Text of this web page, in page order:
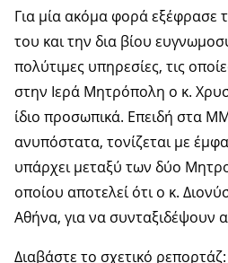
Για μία ακόμα φορά εξέφρασε
του και την δια βίου
πολύτιμες υπηρεσίες, τις
στην Ιερά Μητρόπολη ο κ.
ίδιο προσωπικά. Επειδή στα
ανυπόστατα, τονίζεται με
υπάρχει μεταξύ των δύο
οποίου αποτελεί ότι ο κ.
Αθήνα, για να συνταξιδέψουν
Διαβάστε το σχετικό ρεπορτάζ: